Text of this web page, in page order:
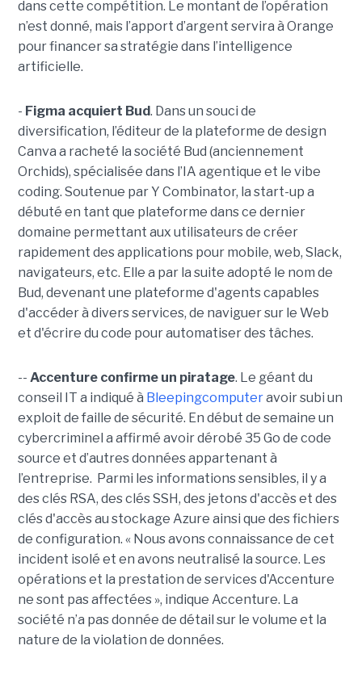
dans cette compétition. Le montant de l’opération
n’est donné, mais l’apport d’argent servira à Orange
pour financer sa stratégie dans l’intelligence
artificielle.
- Figma acquiert Bud. Dans un souci de
diversification, l’éditeur de la plateforme de design
Canva a racheté la société Bud (anciennement
Orchids), spécialisée dans l’IA agentique et le vibe
coding. Soutenue par Y Combinator, la start-up a
débuté en tant que plateforme dans ce dernier
domaine permettant aux utilisateurs de créer
rapidement des applications pour mobile, web, Slack,
navigateurs, etc. Elle a par la suite adopté le nom de
Bud, devenant une plateforme d'agents capables
d'accéder à divers services, de naviguer sur le Web
et d'écrire du code pour automatiser des tâches.
-- Accenture confirme un piratage. Le géant du
conseil IT a indiqué à Bleepingcomputeravoir subi un
exploit de faille de sécurité. En début de semaine un
cybercriminel a affirmé avoir dérobé 35 Go de code
source et d’autres données appartenant à
l’entreprise. Parmi les informations sensibles, il y a
des clés RSA, des clés SSH, des jetons d'accès et des
clés d'accès au stockage Azure ainsi que des fichiers
de configuration. « Nous avons connaissance de cet
incident isolé et en avons neutralisé la source. Les
opérations et la prestation de services d'Accenture
ne sont pas affectées », indique Accenture. La
société n’a pas donnée de détail sur le volume et la
nature de la violation de données.